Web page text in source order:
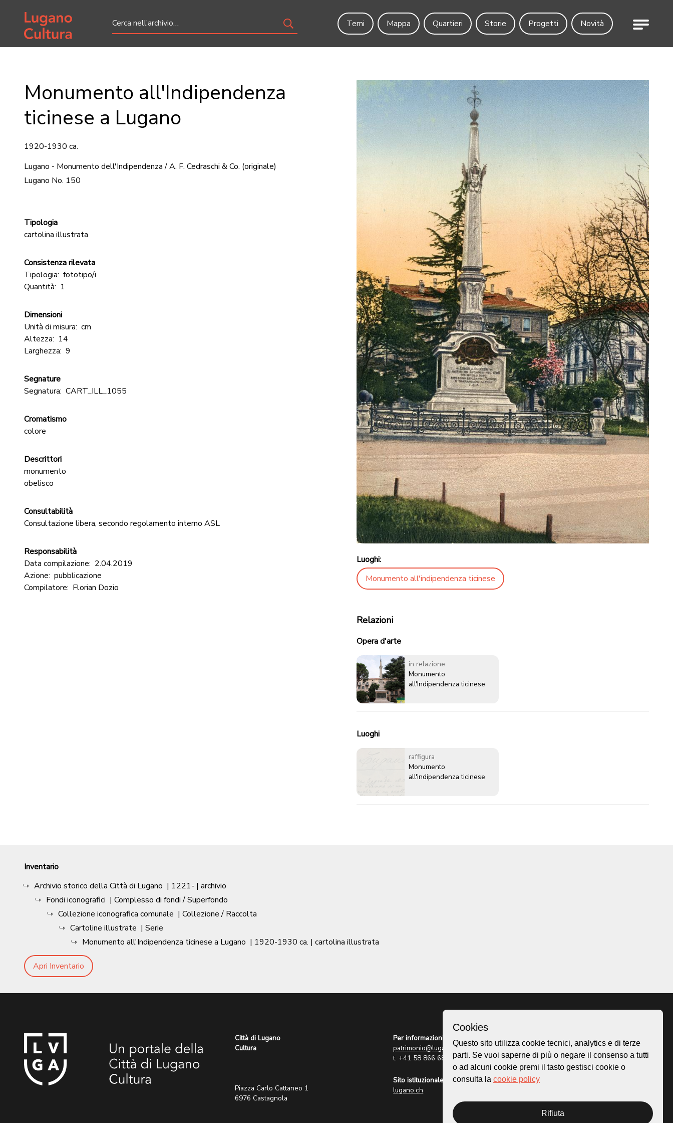
Home page
Temi
Mappa Quartieri Storie Progetti Novità Menu
Monumento all'Indipendenza
ticinese a Lugano
1920-1930 ca.
Lugano - Monumento dell'Indipendenza / A. F. Cedraschi & Co. (originale)
Lugano No. 150
Tipologia
cartolina illustrata
Consistenza rilevata
Tipologia: fototipo/i
Quantità: 1
Dimensioni
Unità di misura: cm
Altezza: 14
Larghezza: 9
Segnature
Segnatura: CART_ILL_1055
Cromatismo
colore
Descrittori
monumento
obelisco
Consultabilità
Consultazione libera, secondo regolamento interno ASL
Responsabilità
Data compilazione: 2.04.2019
Azione: pubblicazione
Compilatore: Florian Dozio
Luoghi:
Monumento all'indipendenza ticinese
Relazioni
Opera d'arte
in relazione
Monumento
all'Indipendenza ticinese
Luoghi
raffigura
Monumento
all'indipendenza ticinese
Inventario
Archivio storico della Città di Lugano | 1221- | archivio
Fondi iconografici | Complesso di fondi / Superfondo
Collezione iconografica comunale | Collezione / Raccolta
Cartoline illustrate | Serie
Monumento all'Indipendenza ticinese a Lugano | 1920-1930 ca. | cartolina illustrata
Apri Inventario
Città di Lugano
Cultura
Piazza Carlo Cattaneo 1
6976 Castagnola
Per informazioni:
patrimonio@lugano.ch
t. +41 58 866 68 50
Sito istituzionale:
lugano.ch
Homepage
Mappa
Storie
Cookies
Questo sito utilizza cookie tecnici, analytics e di terze
parti. Se vuoi saperne di più o negare il consenso a tutti
o ad alcuni cookie premi il tasto gestisci cookie o
consulta la cookie policy
Rifiuta